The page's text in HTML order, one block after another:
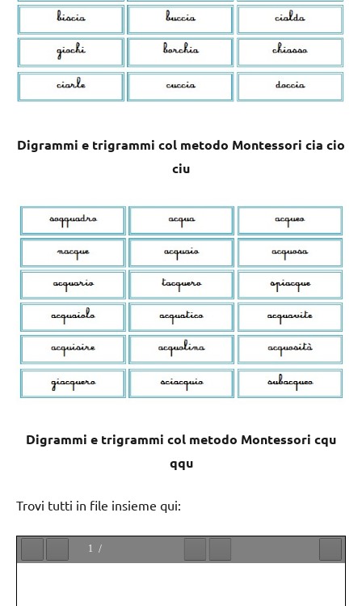
Digrammi e trigrammi col metodo Montessori cia cio
ciu
Digrammi e trigrammi col metodo Montessori cqu
qqu
Trovi tutti in file insieme qui: